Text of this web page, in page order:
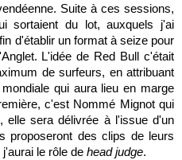
Suite à ces sessions,
sortaient du lot, auxquels j'ai
d'établir un format à seize pour
L'idée de Red Bull c'était
de surfeurs, en attribuant
qui aura lieu en marge
c'est Nommé Mignot qui
elle sera délivrée à l'issue d'un
proposeront des clips de leurs
le rôle de head judge.